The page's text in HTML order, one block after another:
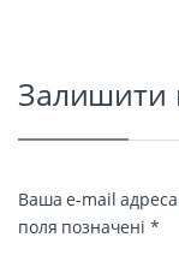
Залишити
Ваша e-mail
поля позначені *